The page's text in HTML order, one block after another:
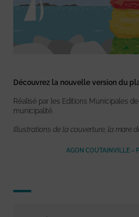
Découvrez la nouvelle version du
Réalisé par les Editions Municipales
municipalité.
Illustrations de la couverture, la mare
AGON COUTAINVILLE –